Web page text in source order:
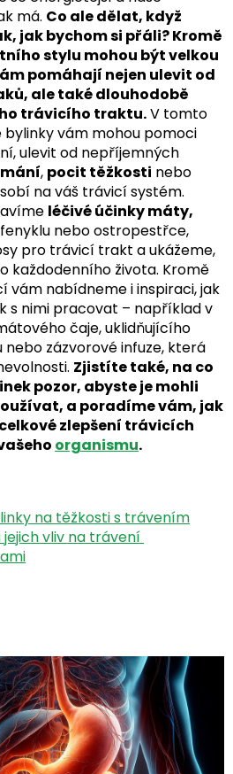
má. Co ale dělat, když
jak bychom si přáli? Kromě
stylu mohou být velkou
pomáhají nejen ulevit od
ale také dlouhodobě
trávicího traktu.V tomto
bylinky vám mohou pomoci
ulevit od nepříjemných
, pocit těžkosti nebo
na váš trávicí systém.
léčivé účinky máty,
nebo ostropestřce,
pro trávicí trakt a ukážeme,
každodenního života. Kromě
nabídneme i inspiraci, jak
s nimi pracovat – například v
čaje, uklidňujícího
zázvorové infuze, která
Zjistíte také, na co
pozor, abyste je mohli
a poradíme vám, jak
zlepšení trávicích
organismu.
na těžkosti s trávením
jejich vliv na trávení